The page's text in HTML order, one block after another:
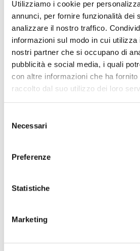
Utilizziamo i cookie per
annunci, per fornire funzionalità dei
analizzare il nostro traffico.
informazioni sul modo in cui
nostri partner che si occupano di
pubblicità e social media, i quali
con altre informazioni che ha
raccolto dal suo utilizzo dei loro
delNecessari
Preferenze
Statistiche
Marketing
proporre i nostri 60 secondi in
Ho detto che ho preso tre piccioni con
foto, la formazione e la possibilità di
ho incontrato un contatto ottimo,
l’avvocato civilista del mio Capitolo
sue migliori referenze gli
gestori di patrimoni immobiliari. Era lì
subito presentati e so che si son
concluda un affare, e nessuno ti
BNI Italia
Storie di Successo Training